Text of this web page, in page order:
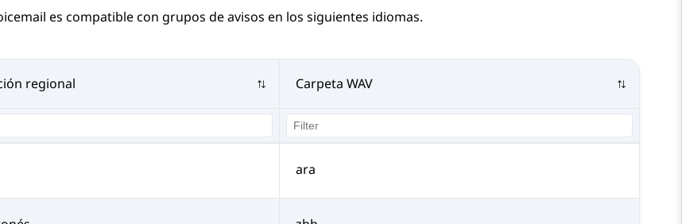
es compatible con grupos de avisos en los siguientes idiomas.
regional Carpeta WAV
ara